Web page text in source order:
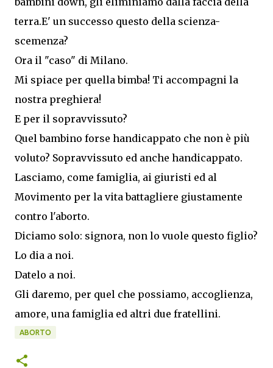
terra.E' un successo questo della scienza-
scemenza?
Ora il "caso" di Milano.
Mi spiace per quella bimba! Ti accompagni la
nostra preghiera!
E per il sopravvissuto?
Quel bambino forse handicappato che non è più
voluto? Sopravvissuto ed anche handicappato.
Lasciamo, come famiglia, ai giuristi ed al
Movimento per la vita battagliere giustamente
contro l'aborto.
Diciamo solo: signora, non lo vuole questo figlio?
Lo dia a noi.
Datelo a noi.
Gli daremo, per quel che possiamo, accoglienza,
amore, una famiglia ed altri due fratellini.
ABORTO